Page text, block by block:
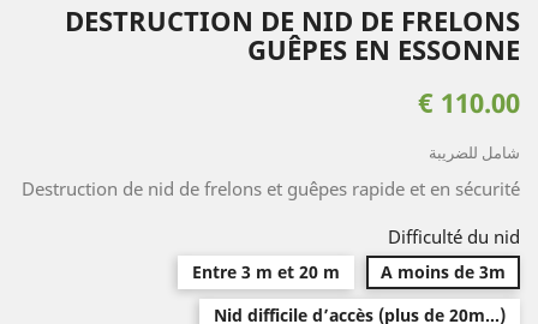
DESTRUCTION DE NID DE FRELONS
GUÊPES EN ESSONNE
110.00 €
شامل للضريبة
Destruction de nid de frelons et guêpes rapide et en sécurité
Difficulté du nid
A moins de 3m
Entre 3 m et 20 m
Nid difficile d’accès (plus de 20m...)